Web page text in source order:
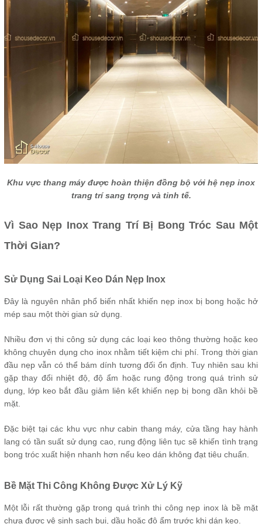
Khu vực thang máy được hoàn thiện đồng bộ với hệ nẹp inox
trang trí sang trọng và tinh tế.
Vì Sao Nẹp Inox Trang Trí Bị Bong Tróc Sau Một
Thời Gian?
Sử Dụng Sai Loại Keo Dán Nẹp Inox
Đây là nguyên nhân phổ biến nhất khiến nẹp inox bị bong hoặc hở
mép sau một thời gian sử dụng.
Nhiều đơn vị thi công sử dụng các loại keo thông thường hoặc keo
không chuyên dụng cho inox nhằm tiết kiệm chi phí. Trong thời gian
đầu nẹp vẫn có thể bám dính tương đối ổn định. Tuy nhiên sau khi
gặp thay đổi nhiệt độ, độ ẩm hoặc rung động trong quá trình sử
dụng, lớp keo bắt đầu giảm liên kết khiến nẹp bị bong dần khỏi bề
mặt.
Đặc biệt tại các khu vực như cabin thang máy, cửa tầng hay hành
lang có tần suất sử dụng cao, rung động liên tục sẽ khiến tình trạng
bong tróc xuất hiện nhanh hơn nếu keo dán không đạt tiêu chuẩn.
Bề Mặt Thi Công Không Được Xử Lý Kỹ
Một lỗi rất thường gặp trong quá trình thi công nẹp inox là bề mặt
chưa được vệ sinh sạch bụi, dầu hoặc độ ẩm trước khi dán keo.